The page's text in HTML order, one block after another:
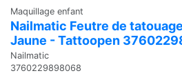
Maquillage enfant
Nailmatic Feutre de
Jaune - Tattoopen
Nailmatic
3760229898068